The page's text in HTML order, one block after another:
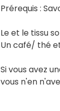
Prérequis :
Le et le tissu
Un café/ thé
Si vous avez
vous n'en